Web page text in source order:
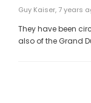
Guy Kaiser, 7 years
They have been
also of the Grand